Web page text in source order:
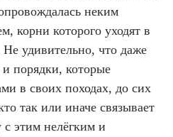
неким
корни которого уходят в
удивительно, что даже
порядки, которые
в своих походах, до сих
так или иначе связывает
этим нелёгким и